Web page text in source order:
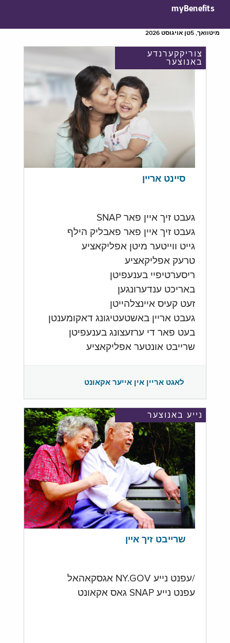
myBenefits
מיטוואך, 5טן אויגוסט 2026
צוריקקערנדע
באנוצער
סיינט אריין
געבט זיך איין פאר SNAP
געבט זיך איין פאר פאבליק הילף
גייט ווייטער מיטן אפליקאציע
טרעק אפליקאציע
ריסערטיפיי בענעפיטן
באריכט ענדערונגען
זעט קעיס איינצלהייטן
געבט אריין באשטעטיגונג דאקומענטן
בעט פאר די ערזעצונג בענעפיטן
שרייבט אונטער אפליקאציע
לאגט אריין אין אייער אקאונט
נייע באנוצער
שרייבט זיך איין
/עפנט נייע NY.GOV אגסקאהאל
עפנט נייע SNAP גאס אקאונט